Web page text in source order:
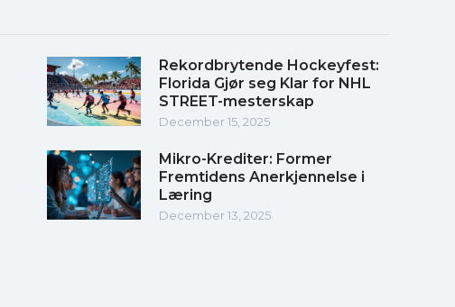
Rekordbrytende Hockeyfest:
Florida Gjør seg Klar for NHL
STREET-mesterskap
December 15, 2025
Mikro-Krediter: Former
Fremtidens Anerkjennelse i
Læring
December 13, 2025